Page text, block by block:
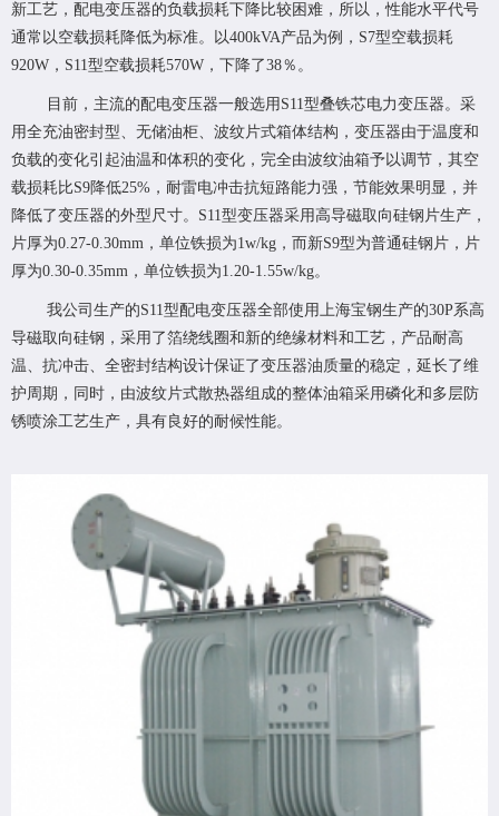
新工艺，配电变压器的负载损耗下降比较困难，所以，性能水平代号
通常以空载损耗降低为标准。以400kVA产品为例，S7型空载损耗
920W，S11型空载损耗570W，下降了38％。
目前，主流的配电变压器一般选用S11型叠铁芯电力变压器。采
用全充油密封型、无储油柜、波纹片式箱体结构，变压器由于温度和
负载的变化引起油温和体积的变化，完全由波纹油箱予以调节，其空
载损耗比S9降低25%，耐雷电冲击抗短路能力强，节能效果明显，并
降低了变压器的外型尺寸。S11型变压器采用高导磁取向硅钢片生产，
片厚为0.27-0.30mm，单位铁损为1w/kg，而新S9型为普通硅钢片，片
厚为0.30-0.35mm，单位铁损为1.20-1.55w/kg。
我公司生产的S11型配电变压器全部使用上海宝钢生产的30P系高
导磁取向硅钢，采用了箔绕线圈和新的绝缘材料和工艺，产品耐高
温、抗冲击、全密封结构设计保证了变压器油质量的稳定，延长了维
护周期，同时，由波纹片式散热器组成的整体油箱采用磷化和多层防
锈喷涂工艺生产，具有良好的耐候性能。